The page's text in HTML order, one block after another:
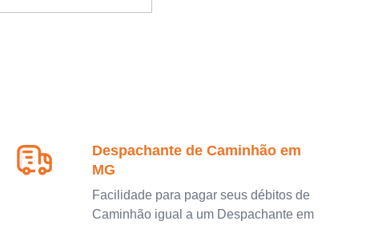
Despachante de Caminhão em
MG
Facilidade para pagar seus débitos de
Caminhão igual a um Despachante em